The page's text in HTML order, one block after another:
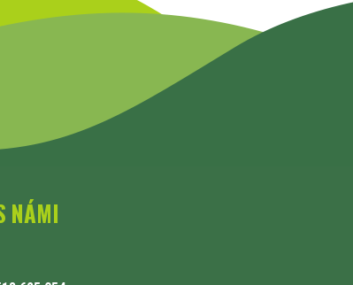
NÁMI